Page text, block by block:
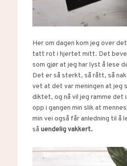
Her om dagen kom jeg over
tatt rot i hjertet mitt. Det
som gjør at jeg har lyst å lese
Det er så sterkt, så rått, så
vet at det var meningen at jeg
diktet, og nå vil jeg ramme det
opp i gangen min slik at
min vei også får anledning til å
så uendelig vakkert.